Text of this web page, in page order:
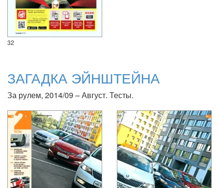
32
ЗАГАДКА ЭЙНШТЕЙНА
За рулем, 2014/09 – Август. Тесты.